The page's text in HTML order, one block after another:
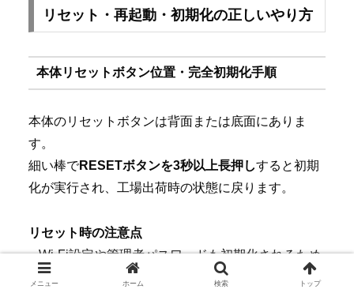
リセット・再起動・初期化の正しいやり方
本体リセットボタン位置・完全初期化手順
本体のリセットボタンは背面または底面にありま
す。
細い棒でRESETボタンを3秒以上長押しすると初期
化が実行され、工場出荷時の状態に戻ります。
リセット時の注意点
– Wi-Fi設定や管理者パスワードも初期化されるため
再設定が必要です
メニュー ホーム 検索 トップ